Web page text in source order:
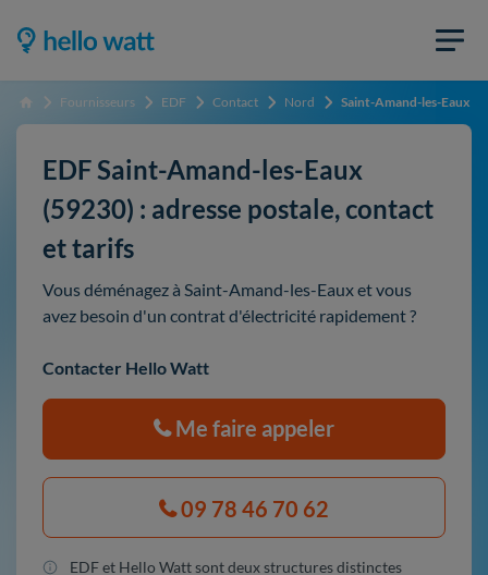
Accueil Fournisseurs EDF Contact Nord Saint-Amand-les-Eaux
EDF Saint-Amand-les-Eaux
(59230) : adresse postale, contact
et tarifs
Vous déménagez à Saint-Amand-les-Eaux et vous
avez besoin d'un contrat d'électricité rapidement ?
Contacter Hello Watt
Me faire appeler
09 78 46 70 62
EDF et Hello Watt sont deux structures distinctes